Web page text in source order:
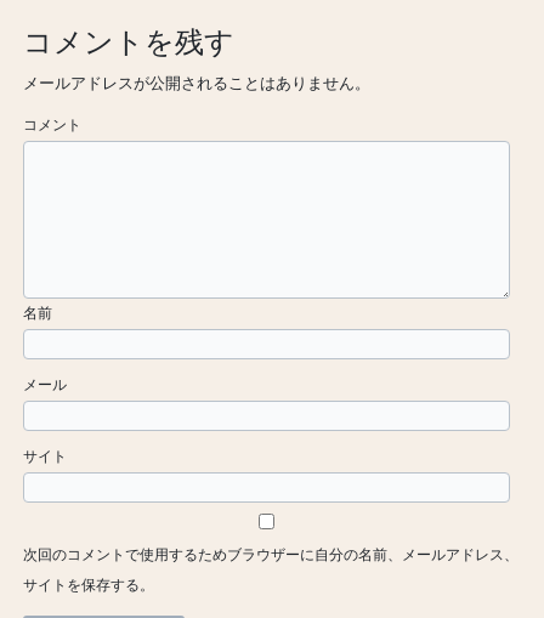
コメントを残す
メールアドレスが公開されることはありません。
コメント
名前
メール
サイト
次回のコメントで使用するためブラウザーに自分の名前、メールアドレス、
サイトを保存する。